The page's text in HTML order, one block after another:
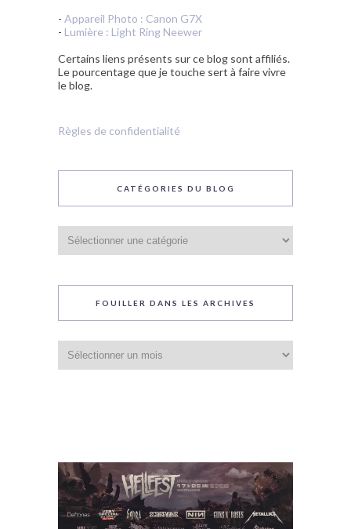
- Appareil Photo : Canon G7X
- Lumière : Light Ring Neewer
Certains liens présents sur ce blog sont affiliés.
Le pourcentage que je touche sert à faire vivre
le blog.
Règles de confidentialité
CATÉGORIES DU BLOG
du
blog
FOUILLER DANS LES ARCHIVES
dans
les